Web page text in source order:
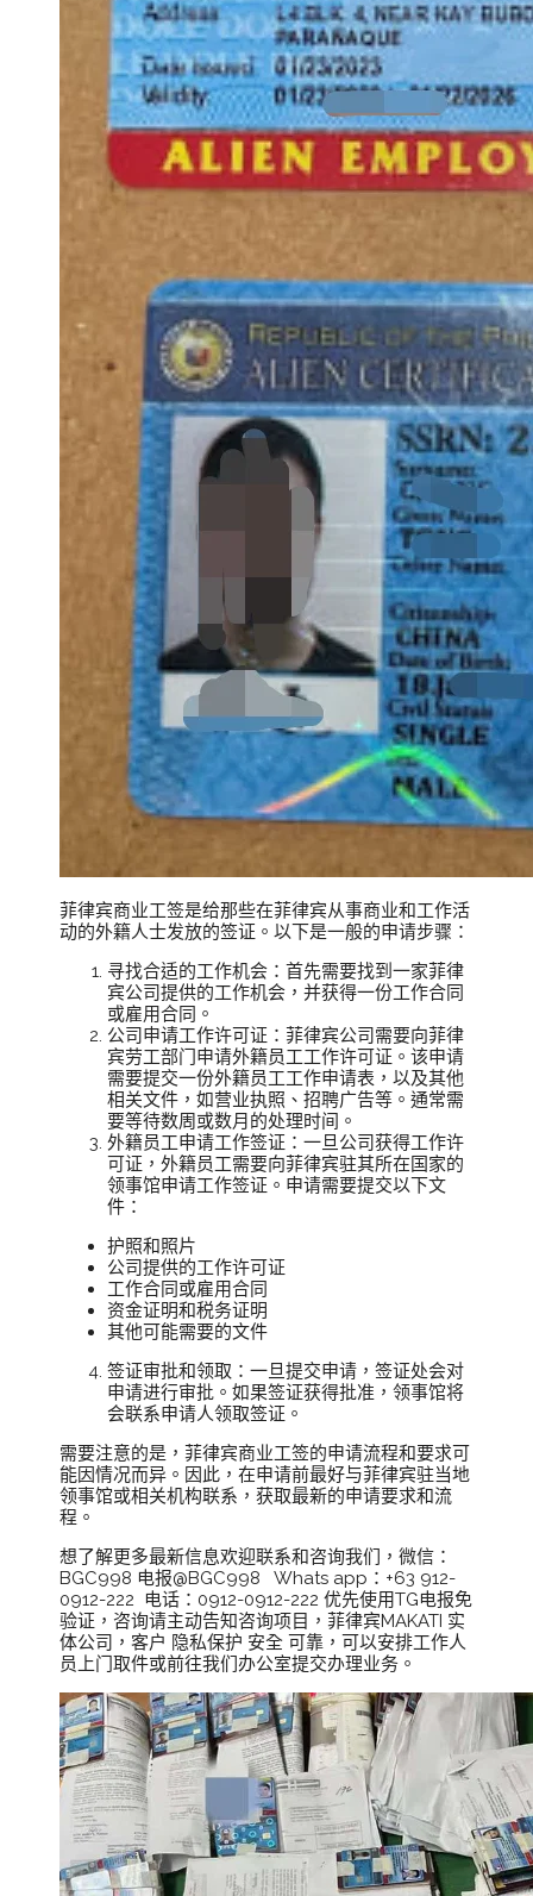
菲律宾商业工签是给那些在菲律宾从事商业和工作活
动的外籍人士发放的签证。以下是一般的申请步骤：
寻找合适的工作机会：首先需要找到一家菲律
宾公司提供的工作机会，并获得一份工作合同
或雇用合同。
公司申请工作许可证：菲律宾公司需要向菲律
宾劳工部门申请外籍员工工作许可证。该申请
需要提交一份外籍员工工作申请表，以及其他
相关文件，如营业执照、招聘广告等。通常需
要等待数周或数月的处理时间。
外籍员工申请工作签证：一旦公司获得工作许
可证，外籍员工需要向菲律宾驻其所在国家的
领事馆申请工作签证。申请需要提交以下文
件：
护照和照片
公司提供的工作许可证
工作合同或雇用合同
资金证明和税务证明
其他可能需要的文件
签证审批和领取：一旦提交申请，签证处会对
申请进行审批。如果签证获得批准，领事馆将
会联系申请人领取签证。
需要注意的是，菲律宾商业工签的申请流程和要求可
能因情况而异。因此，在申请前最好与菲律宾驻当地
领事馆或相关机构联系，获取最新的申请要求和流
程。
想了解更多最新信息欢迎联系和咨询我们，微信：
BGC998 电报@BGC998 Whats app：+63 912-
0912-222 电话：0912-0912-222 优先使用TG电报免
验证，咨询请主动告知咨询项目，菲律宾MAKATI 实
体公司，客户 隐私保护 安全 可靠，可以安排工作人
员上门取件或前往我们办公室提交办理业务。